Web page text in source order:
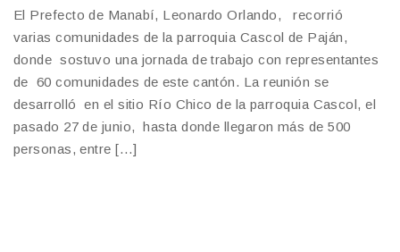
El Prefecto de Manabí, Leonardo Orlando, recorrió
varias comunidades de la parroquia Cascol de Paján,
donde sostuvo una jornada de trabajo con representantes
de 60 comunidades de este cantón. La reunión se
desarrolló en el sitio Río Chico de la parroquia Cascol, el
pasado 27 de junio, hasta donde llegaron más de 500
personas, entre […]